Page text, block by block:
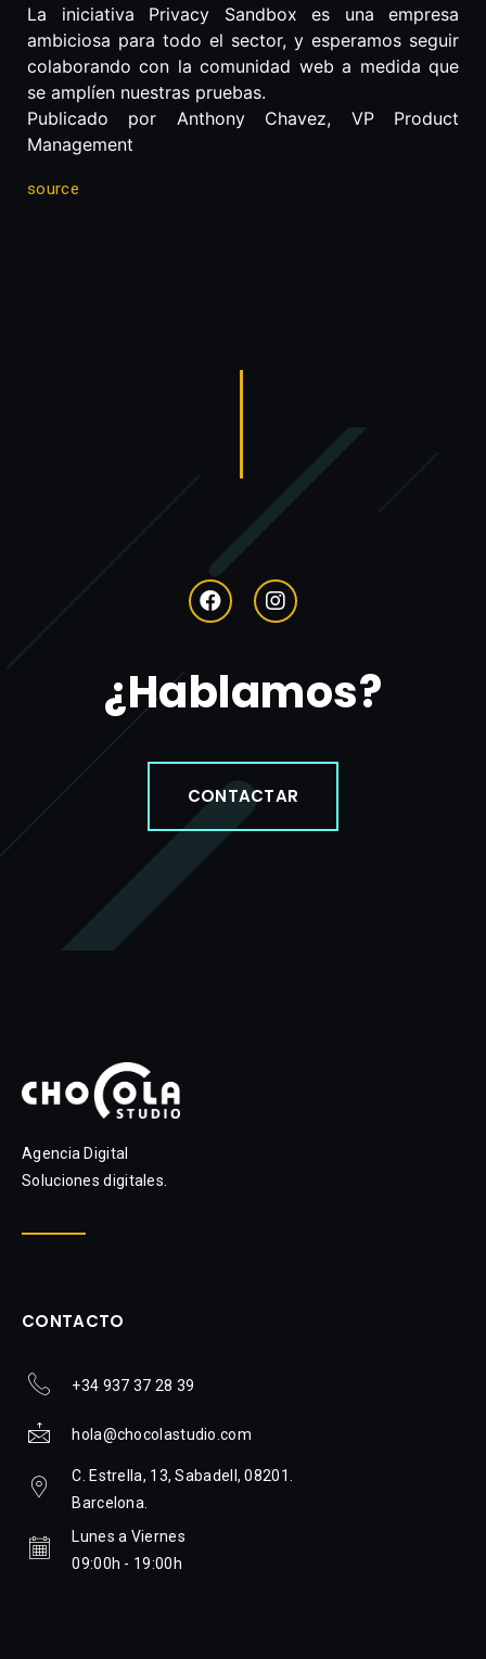
La iniciativa Privacy Sandbox es una empresa
ambiciosa para todo el sector, y esperamos seguir
colaborando con la comunidad web a medida que
se amplíen nuestras pruebas.
Publicado por Anthony Chavez, VP Product
Management
source
¿Hablamos?
CONTACTAR
Agencia Digital
Soluciones digitales.
CONTACTO
+34 937 37 28 39
hola@chocolastudio.com
C. Estrella, 13, Sabadell, 08201.
Barcelona.
Lunes a Viernes
09:00h - 19:00h